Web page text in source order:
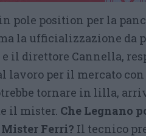
pole position per la
la ufficializzazione da
il direttore Cannella,
lavoro per il mercato
tornare in lilla,
il mister. Che Legnano
Ferri? Il tecnico